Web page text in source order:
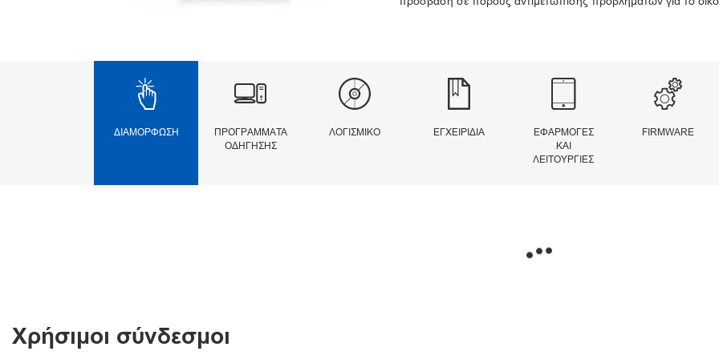
ΔΙΑΜΌΡΦΩΣΗ
ΠΡΟΓΡΆΜΜΑΤΑ
ΟΔΉΓΗΣΗΣ
ΛΟΓΙΣΜΙΚΌ ΕΓΧΕΙΡΊΔΙΑ
ΕΦΑΡΜΟΓΈΣ
ΚΑΙ
ΛΕΙΤΟΥΡΓΊΕΣ
FIRMWARE
Χρήσιμοι σύνδεσμοι